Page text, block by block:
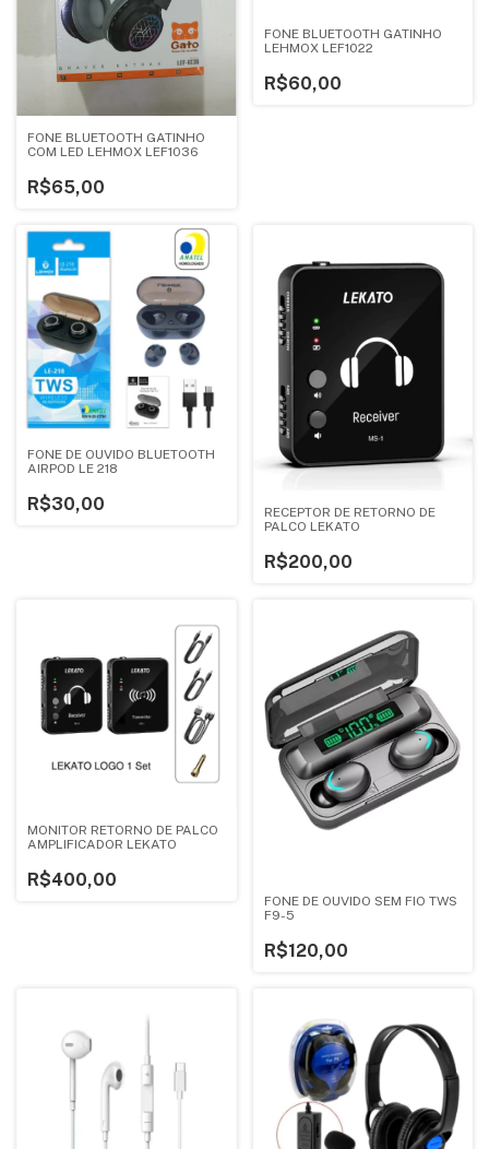
FONE BLUETOOTH GATINHO
COM LED LEHMOX LEF1036
R$65,00
FONE BLUETOOTH GATINHO
LEHMOX LEF1022
R$60,00
FONE DE OUVIDO BLUETOOTH
AIRPOD LE 218
R$30,00
RECEPTOR DE RETORNO DE
PALCO LEKATO
R$200,00
MONITOR RETORNO DE PALCO
AMPLIFICADOR LEKATO
R$400,00
FONE DE OUVIDO SEM FIO TWS
F9-5
R$120,00